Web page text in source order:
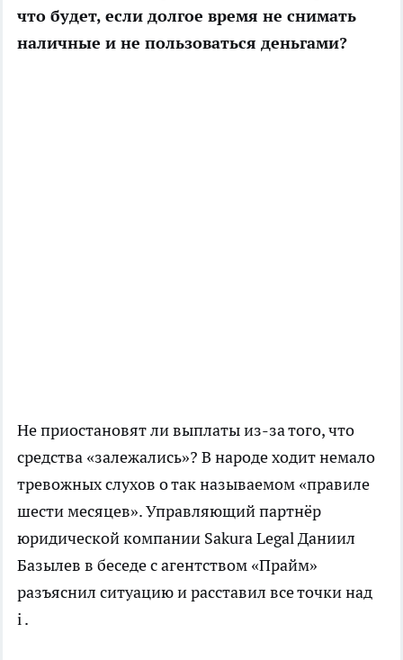
что будет, если долгое время не снимать
наличные и не пользоваться деньгами?
Не приостановят ли выплаты из-за того, что
средства «залежались»? В народе ходит немало
тревожных слухов о так называемом «правиле
шести месяцев». Управляющий партнёр
юридической компании Sakura Legal Даниил
Базылев в беседе с агентством «Прайм»
разъяснил ситуацию и расставил все точки над
i .